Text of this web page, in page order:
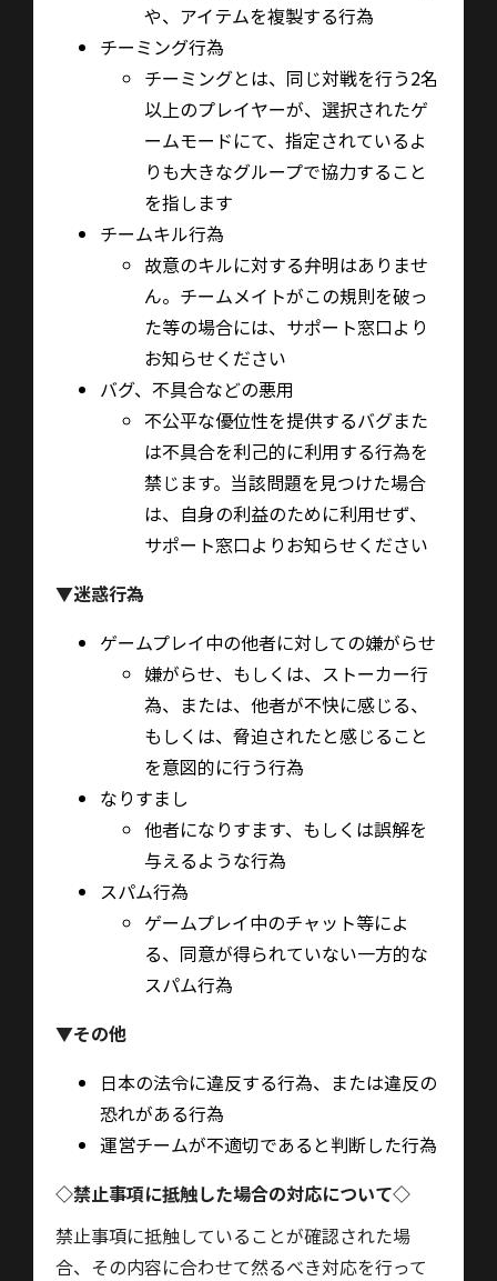
や、アイテムを複製する行為
チーミング行為
チーミングとは、同じ対戦を行う2名
以上のプレイヤーが、選択されたゲ
ームモードにて、指定されているよ
りも大きなグループで協力すること
を指します
チームキル行為
故意のキルに対する弁明はありませ
ん。チームメイトがこの規則を破っ
た等の場合には、サポート窓口より
お知らせください
バグ、不具合などの悪用
不公平な優位性を提供するバグまた
は不具合を利己的に利用する行為を
禁じます。当該問題を見つけた場合
は、自身の利益のために利用せず、
サポート窓口よりお知らせください
▼迷惑行為
ゲームプレイ中の他者に対しての嫌がらせ
嫌がらせ、もしくは、ストーカー行
為、または、他者が不快に感じる、
もしくは、脅迫されたと感じること
を意図的に行う行為
なりすまし
他者になりすます、もしくは誤解を
与えるような行為
スパム行為
ゲームプレイ中のチャット等によ
る、同意が得られていない一方的な
スパム行為
▼その他
日本の法令に違反する行為、または違反の
恐れがある行為
運営チームが不適切であると判断した行為
◇禁止事項に抵触した場合の対応について◇
禁止事項に抵触していることが確認された場
合、その内容に合わせて然るべき対応を行って